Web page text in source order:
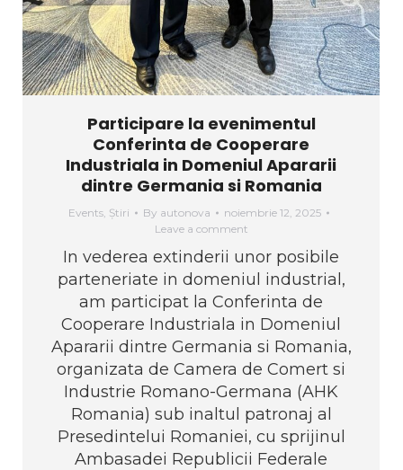
Participare la evenimentul
Conferinta de Cooperare
Industriala in Domeniul Apararii
dintre Germania si Romania
Events, Știri By autonova
noiembrie 12, 2025
Leave a comment
In vederea extinderii unor posibile
parteneriate in domeniul industrial,
am participat la Conferinta de
Cooperare Industriala in Domeniul
Apararii dintre Germania si Romania,
organizata de Camera de Comert si
Industrie Romano-Germana (AHK
Romania) sub inaltul patronaj al
Presedintelui Romaniei, cu sprijinul
Ambasadei Republicii Federale